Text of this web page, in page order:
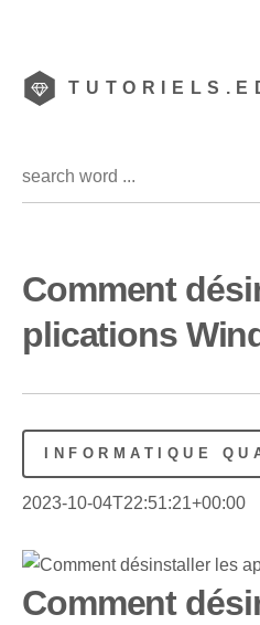
Comment
plications
INFORMATIQUE
2023-10-04T22:51:21+00:00
Comment